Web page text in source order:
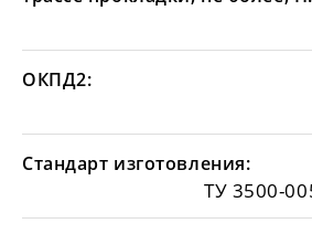
ОКПД2:
Стандарт изготовления:
ТУ 3500-